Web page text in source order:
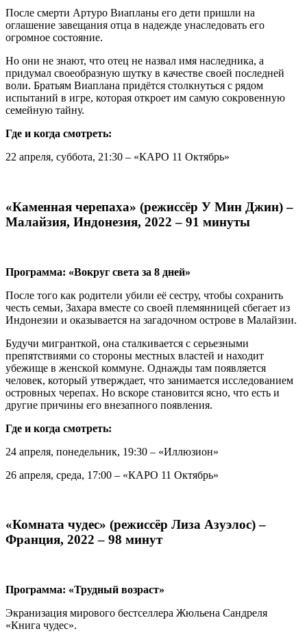
После смерти Артуро Виапланы его дети пришли на
оглашение завещания отца в надежде унаследовать его
огромное состояние.
Но они не знают, что отец не назвал имя наследника, а
придумал своеобразную шутку в качестве своей последней
воли. Братьям Виаплана придётся столкнуться с рядом
испытаний в игре, которая откроет им самую сокровенную
семейную тайну.
Где и когда смотреть:
22 апреля, суббота, 21:30 – «КАРО 11 Октябрь»
«Каменная черепаха» (режиссёр У Мин Джин) –
Малайзия, Индонезия, 2022 – 91 минуты
Программа: «Вокруг света за 8 дней»
После того как родители убили её сестру, чтобы сохранить
честь семьи, Захара вместе со своей племянницей сбегает из
Индонезии и оказывается на загадочном острове в Малайзии.
Будучи мигранткой, она сталкивается с серьезными
препятствиями со стороны местных властей и находит
убежище в женской коммуне. Однажды там появляется
человек, который утверждает, что занимается исследованием
островных черепах. Но вскоре становится ясно, что есть и
другие причины его внезапного появления.
Где и когда смотреть:
24 апреля, понедельник, 19:30 – «Иллюзион»
26 апреля, среда, 17:00 – «КАРО 11 Октябрь»
«Комната чудес» (режиссёр Лиза Азуэлос) –
Франция, 2022 – 98 минут
Программа: «Трудный возраст»
Экранизация мирового бестселлера Жюльена Сандреля
«Книга чудес».